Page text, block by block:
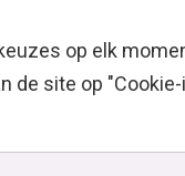
op elk
de site op